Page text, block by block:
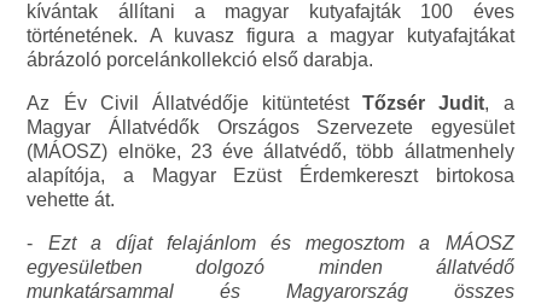
kívántak állítani a magyar kutyafajták 100 éves
történetének. A kuvasz figura a magyar kutyafajtákat
ábrázoló porcelánkollekció első darabja.
Az Év Civil Állatvédője kitüntetéstTőzsér Judit, a
Magyar Állatvédők Országos Szervezete egyesület
(MÁOSZ) elnöke, 23 éve állatvédő, több állatmenhely
alapítója, a Magyar Ezüst Érdemkereszt birtokosa
vehette át.
- Ezt a díjat felajánlom és megosztom a MÁOSZ
egyesületben dolgozó minden állatvédő
munkatársammal és Magyarország összes